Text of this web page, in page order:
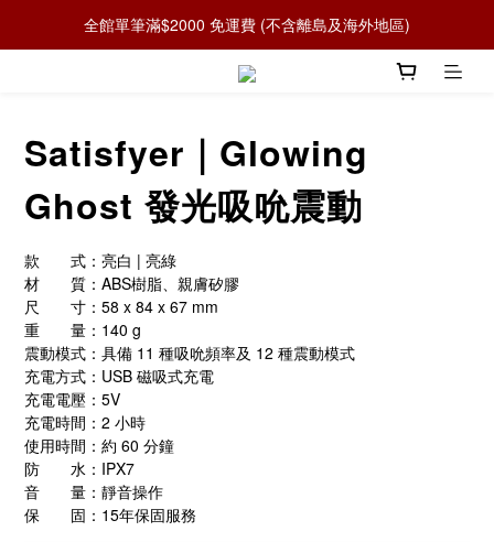
全館單筆滿$2000 免運費 (不含離島及海外地區)
Satisfyer｜Glowing
Ghost 發光吸吮震動
款　　式：亮白 | 亮綠
材　　質：ABS樹脂、親膚矽膠
尺　　寸：58 x 84 x 67 mm
重　　量：140 g
震動模式：具備 11 種吸吮頻率及 12 種震動模式
充電方式：USB 磁吸式充電
充電電壓：5V
充電時間：2 小時
使用時間：約 60 分鐘
防　　水：IPX7
音　　量：靜音操作
保　　固：15年保固服務